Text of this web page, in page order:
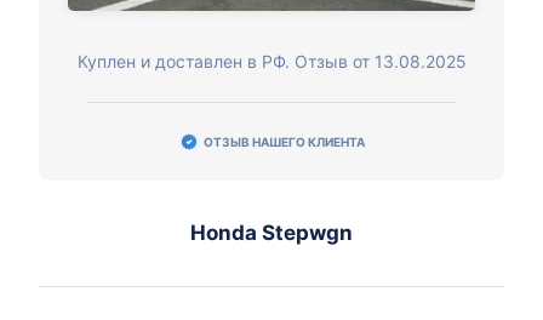
Куплен и доставлен в РФ. Отзыв от 13.08.2025
ОТЗЫВ НАШЕГО КЛИЕНТА
Honda Stepwgn